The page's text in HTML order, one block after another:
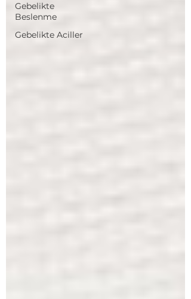
Gebelikte
Beslenme
Gebelikte Aciller